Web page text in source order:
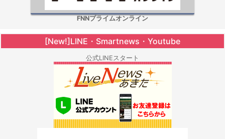
FNNプライムオンライン
[New!]LINE・Smartnews・Youtube
公式LINEスタート